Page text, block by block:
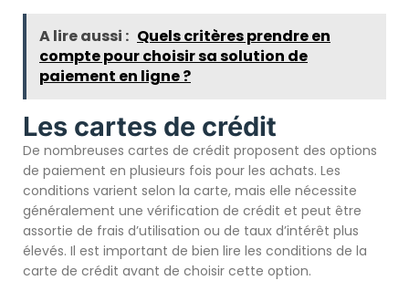
A lire aussi : Quels critères prendre en
compte pour choisir sa solution de
paiement en ligne ?
Les cartes de crédit
De nombreuses cartes de crédit proposent des options
de paiement en plusieurs fois pour les achats. Les
conditions varient selon la carte, mais elle nécessite
généralement une vérification de crédit et peut être
assortie de frais d’utilisation ou de taux d’intérêt plus
élevés. Il est important de bien lire les conditions de la
carte de crédit avant de choisir cette option.